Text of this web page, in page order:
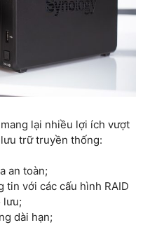
lại nhiều lợi ích vượt
trữ truyền thống:
an toàn;
tin với các cấu hình RAID
lưu;
dài hạn;